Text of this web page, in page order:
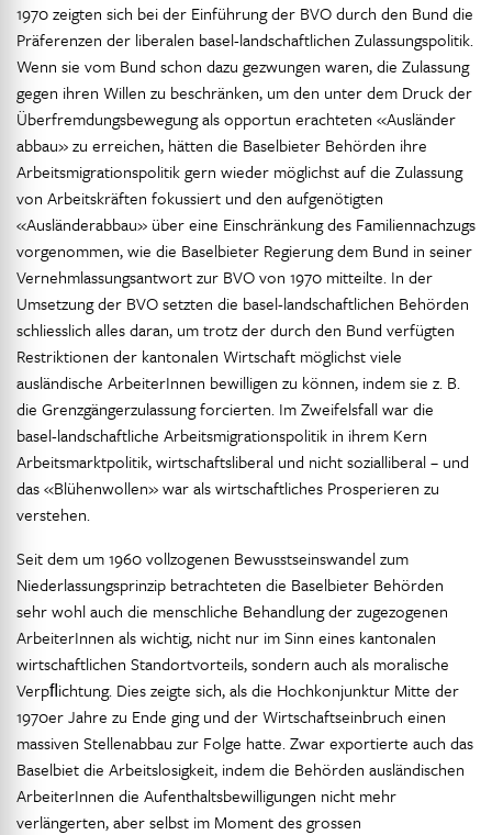
1970 zeigten sich bei der Einführung der BVO durch den Bund die
Präferenzen der liberalen basel-landschaftlichen Zulassungspolitik.
Wenn sie vom Bund schon dazu gezwungen waren, die Zulassung
gegen ihren Willen zu beschränken, um den unter dem Druck der
Überfremdungsbewegung als opportun erachteten «Ausländer
abbau» zu erreichen, hätten die Baselbieter Behörden ihre
Arbeitsmigrationspolitik gern wieder möglichst auf die Zulassung
von Arbeitskräften fokussiert und den aufgenötigten
«Ausländerabbau» über eine Einschränkung des Familiennachzugs
vorgenommen, wie die Baselbieter Regierung dem Bund in seiner
Vernehmlassungsantwort zur BVO von 1970 mitteilte. In der
Umsetzung der BVO setzten die basel-landschaftlichen Behörden
schliesslich alles daran, um trotz der durch den Bund verfügten
Restriktionen der kantonalen Wirtschaft möglichst viele
ausländische ArbeiterInnen bewilligen zu können, indem sie z. B.
die Grenzgängerzulassung forcierten. Im Zweifelsfall war die
basel-landschaftliche Arbeitsmigrationspolitik in ihrem Kern
Arbeitsmarktpolitik, wirtschaftsliberal und nicht sozialliberal – und
das «Blühenwollen» war als wirtschaftliches Prosperieren zu
verstehen.
Seit dem um 1960 vollzogenen Bewusstseinswandel zum
Niederlassungsprinzip betrachteten die Baselbieter Behörden
sehr wohl auch die menschliche Behandlung der zugezogenen
ArbeiterInnen als wichtig, nicht nur im Sinn eines kantonalen
wirtschaftlichen Standortvorteils, sondern auch als moralische
Verpﬂichtung. Dies zeigte sich, als die Hochkonjunktur Mitte der
1970er Jahre zu Ende ging und der Wirtschaftseinbruch einen
massiven Stellenabbau zur Folge hatte. Zwar exportierte auch das
Baselbiet die Arbeitslosigkeit, indem die Behörden ausländischen
ArbeiterInnen die Aufenthaltsbewilligungen nicht mehr
verlängerten, aber selbst im Moment des grossen